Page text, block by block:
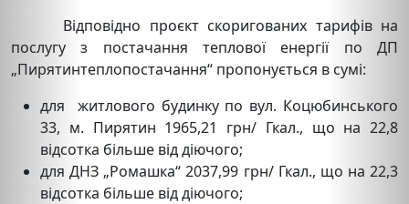
Відповідно проєкт скоригованих тарифів на
послугу з постачання теплової енергії по ДП
„Пирятинтеплопостачання“ пропонується в сумі:
для житлового будинку по вул. Коцюбинського
33, м. Пирятин 1965,21 грн/ Гкал., що на 22,8
відсотка більше від діючого;
для ДНЗ „Ромашка“ 2037,99 грн/ Гкал., що на 22,3
відсотка більше від діючого;